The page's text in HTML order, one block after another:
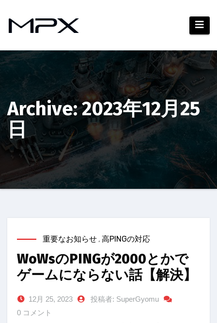
ツ
ッ
プ
Archive: 2023年12月25
日
重要なお知らせ , 高PINGの対応
WoWsのPINGが2000とかで
ゲームにならない話【解決】
12月 25, 2023
投稿者: SuperGyomu
0 コメント